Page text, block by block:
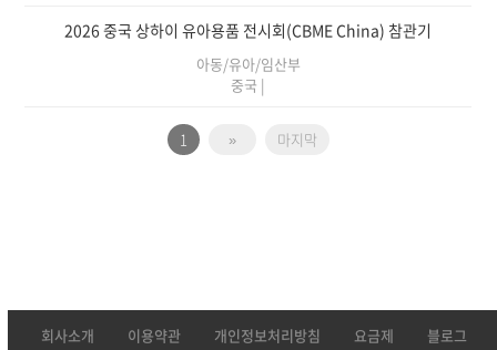
2026 중국 상하이 유아용품 전시회(CBME China) 참관기
아동/유아/임산부
중국 |
1 » 마지막
회사소개 이용약관 개인정보처리방침 요금제 블로그